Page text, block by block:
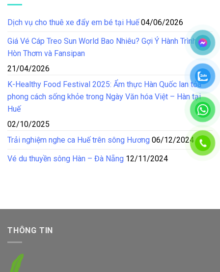
Dịch vụ cho thuê xe đẩy em bé tại Huế 04/06/2026
Giá Vé Cáp Treo Sun World Bao Nhiêu? Gợi Ý Hành Trình Tại
Hòn Thơm và Fansipan
21/04/2026
K-Healthy Food Festival 2025: Ẩm thực Hàn Quốc lan tỏa
phong cách sống khỏe trong Ngày Văn hóa Việt – Hàn tại
Huế
02/10/2025
Trải nghiệm nghe ca Huế trên sông Hương 06/12/2024
Vé du thuyền sông Hàn – Đà Nẵng 12/11/2024
THÔNG TIN